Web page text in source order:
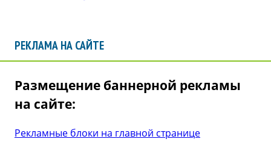
РЕКЛАМА НА САЙТЕ
Размещение баннерной рекламы
на сайте:
Рекламные блоки на главной странице